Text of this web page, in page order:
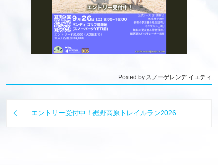
Posted by スノーゲレンデ イエティ
エントリー受付中！裾野高原トレイルラン2026